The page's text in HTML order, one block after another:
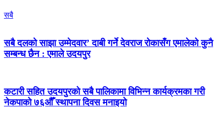
सबै
सबै दलको साझा उम्मेदवार’ दाबी गर्ने देवराज रोकासँग एमालेको कुनै
सम्बन्ध छैन : एमाले उदयपुर
कटारी सहित उदयपुरको सबै पालिकामा विभिन्न कार्यक्रमका गरी
नेकपाको ७६औँ स्थापना दिवस मनाइयो